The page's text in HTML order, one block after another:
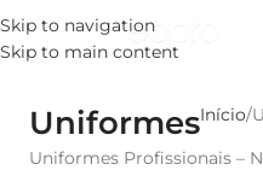
Skip to navigation
Skip to main content
MENU
UniformesInício
Uniformes Profissionais –